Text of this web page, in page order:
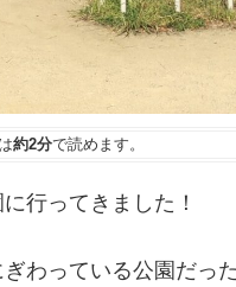
約2分で読めます。
行ってきました！
わっている公園だっ